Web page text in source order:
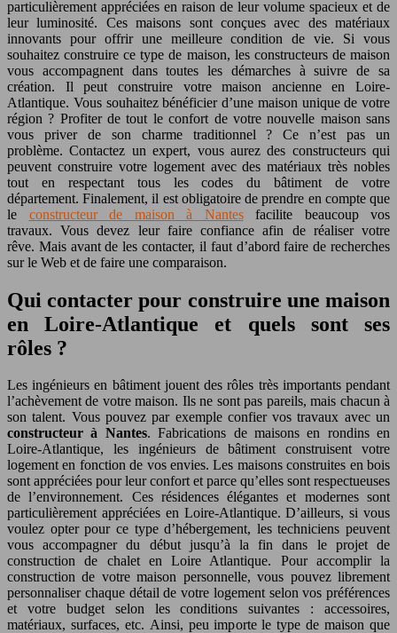
particulièrement appréciées en raison de leur volume spacieux et de
leur luminosité. Ces maisons sont conçues avec des matériaux
innovants pour offrir une meilleure condition de vie. Si vous
souhaitez construire ce type de maison, les constructeurs de maison
vous accompagnent dans toutes les démarches à suivre de sa
création. Il peut construire votre maison ancienne en Loire-
Atlantique. Vous souhaitez bénéficier d’une maison unique de votre
région ? Profiter de tout le confort de votre nouvelle maison sans
vous priver de son charme traditionnel ? Ce n’est pas un
problème. Contactez un expert, vous aurez des constructeurs qui
peuvent construire votre logement avec des matériaux très nobles
tout en respectant tous les codes du bâtiment de votre
département. Finalement, il est obligatoire de prendre en compte que
le constructeur de maison à Nantesfacilite beaucoup vos
travaux. Vous devez leur faire confiance afin de réaliser votre
rêve. Mais avant de les contacter, il faut d’abord faire de recherches
sur le Web et de faire une comparaison.
Qui contacter pour construire une maison
en Loire-Atlantique et quels sont ses
rôles ?
Les ingénieurs en bâtiment jouent des rôles très importants pendant
l’achèvement de votre maison. Ils ne sont pas pareils, mais chacun à
son talent. Vous pouvez par exemple confier vos travaux avec un
constructeur à Nantes. Fabrications de maisons en rondins en
Loire-Atlantique, les ingénieurs de bâtiment construisent votre
logement en fonction de vos envies. Les maisons construites en bois
sont appréciées pour leur confort et parce qu’elles sont respectueuses
de l’environnement. Ces résidences élégantes et modernes sont
particulièrement appréciées en Loire-Atlantique. D’ailleurs, si vous
voulez opter pour ce type d’hébergement, les techniciens peuvent
vous accompagner du début jusqu’à la fin dans le projet de
construction de chalet en Loire Atlantique. Pour accomplir la
construction de votre maison personnelle, vous pouvez librement
personnaliser chaque détail de votre logement selon vos préférences
et votre budget selon les conditions suivantes : accessoires,
matériaux, surfaces, etc. Ainsi, peu importe le type de maison que